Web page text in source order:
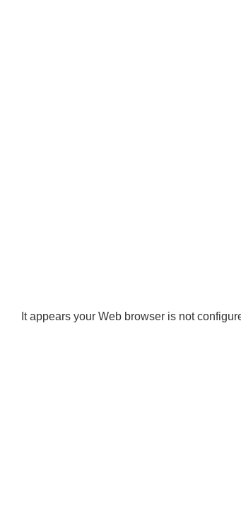
It appears your Web browser is not